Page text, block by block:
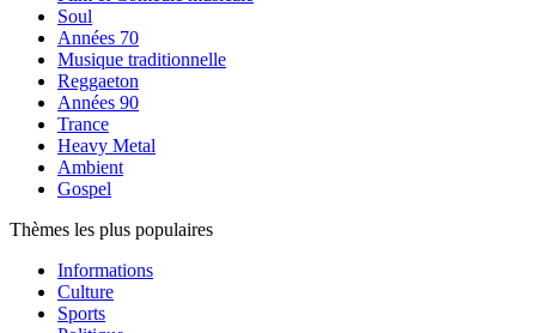
Soul
Années 70
Musique traditionnelle
Reggaeton
Années 90
Trance
Heavy Metal
Ambient
Gospel
Thèmes les plus populaires
Informations
Culture
Sports